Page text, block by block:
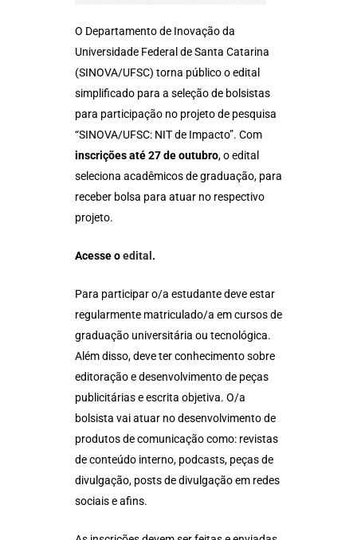
O Departamento de Inovação da
Universidade Federal de Santa Catarina
(SINOVA/UFSC) torna público o edital
simplificado para a seleção de bolsistas
para participação no projeto de pesquisa
“SINOVA/UFSC: NIT de Impacto”. Com
inscrições até 27 de outubro, o edital
seleciona acadêmicos de graduação, para
receber bolsa para atuar no respectivo
projeto.
Acesse oedital .
Para participar o/a estudante deve estar
regularmente matriculado/a em cursos de
graduação universitária ou tecnológica.
Além disso, deve ter conhecimento sobre
editoração e desenvolvimento de peças
publicitárias e escrita objetiva. O/a
bolsista vai atuar no desenvolvimento de
produtos de comunicação como: revistas
de conteúdo interno, podcasts, peças de
divulgação, posts de divulgação em redes
sociais e afins.